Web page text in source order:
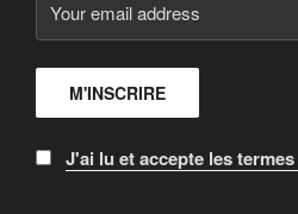
J'ai lu et accepte les